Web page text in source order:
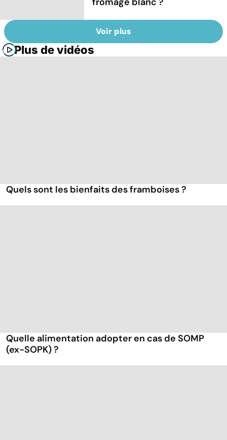
Voir plus
Plus de vidéos
Quels sont les bienfaits des framboises ?
Quelle alimentation adopter en cas de SOMP
(ex-SOPK) ?